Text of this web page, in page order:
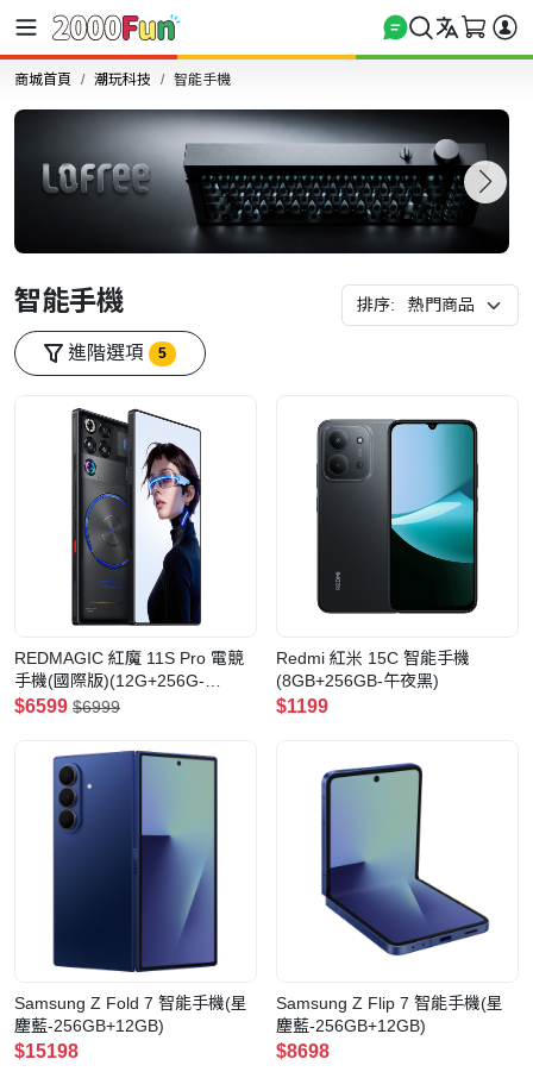
商城首頁 潮玩科技 智能手機
智能手機 排序:
進階選項 5
REDMAGIC 紅魔 11S Pro 電競
手機(國際版)(12G+256G-
Nightfreeze)
$6599 $6999
Redmi 紅米 15C 智能手機
(8GB+256GB-午夜黑)
$1199
Samsung Z Fold 7 智能手機(星
塵藍-256GB+12GB)
$15198
Samsung Z Flip 7 智能手機(星
塵藍-256GB+12GB)
$8698